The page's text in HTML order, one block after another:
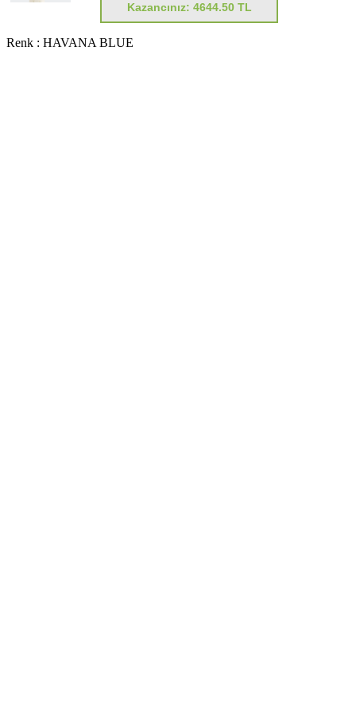
Kazancınız: 4644.50 TL
Renk : HAVANA BLUE